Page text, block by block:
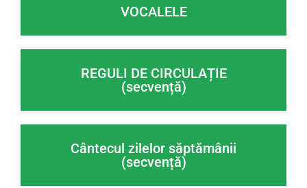
VOCALELE
REGULI DE CIRCULAȚIE
(secvență)
Cântecul zilelor săptămânii
(secvență)